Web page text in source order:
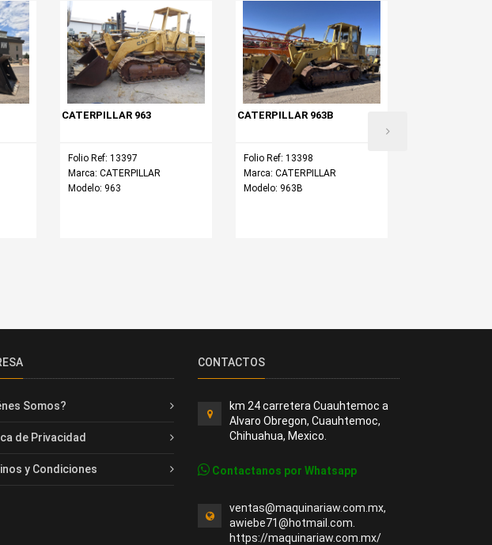
CATERPILLAR 963
Folio Ref: 13397
Marca: CATERPILLAR
Modelo: 963
CATERPILLAR 963B
Folio Ref: 13398
Marca: CATERPILLAR
Modelo: 963B
Somos?
de Privacidad
y Condiciones
CONTACTOS
km 24 carretera Cuauhtemoc a
Alvaro Obregon, Cuauhtemoc,
Chihuahua, Mexico.
Contactanos por Whatsapp
ventas@maquinariaw.com.mx,
awiebe71@hotmail.com.
https://maquinariaw.com.mx/